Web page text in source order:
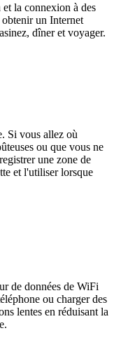
la connexion à des
un Internet
dîner et voyager.
Si vous allez où
ou que vous ne
une zone de
et l'utiliser lorsque
de données de WiFi
ou charger des
lentes en réduisant la